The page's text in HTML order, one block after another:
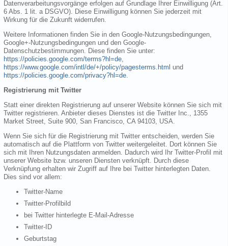
Datenverarbeitungsvorgänge erfolgen auf Grundlage Ihrer Einwilligung (Art.
6 Abs. 1 lit. a DSGVO). Diese Einwilligung können Sie jederzeit mit
Wirkung für die Zukunft widerrufen.
Weitere Informationen finden Sie in den Google-Nutzungsbedingungen,
Google+-Nutzungsbedingungen und den Google-
Datenschutzbestimmungen. Diese finden Sie unter:
https://policies.google.com/terms?hl=de,
https://www.google.com/intl/de/+/policy/pagesterms.html und
https://policies.google.com/privacy?hl=de.
Registrierung mit Twitter
Statt einer direkten Registrierung auf unserer Website können Sie sich mit
Twitter registrieren. Anbieter dieses Dienstes ist die Twitter Inc., 1355
Market Street, Suite 900, San Francisco, CA 94103, USA.
Wenn Sie sich für die Registrierung mit Twitter entscheiden, werden Sie
automatisch auf die Plattform von Twitter weitergeleitet. Dort können Sie
sich mit Ihren Nutzungsdaten anmelden. Dadurch wird Ihr Twitter-Profil mit
unserer Website bzw. unseren Diensten verknüpft. Durch diese
Verknüpfung erhalten wir Zugriff auf Ihre bei Twitter hinterlegten Daten.
Dies sind vor allem:
Twitter-Name
Twitter-Profilbild
bei Twitter hinterlegte E-Mail-Adresse
Twitter-ID
Geburtstag